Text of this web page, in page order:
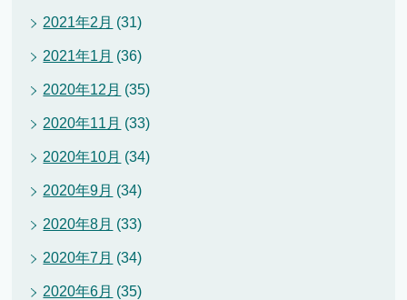
2021年2月 (31)
2021年1月 (36)
2020年12月 (35)
2020年11月 (33)
2020年10月 (34)
2020年9月 (34)
2020年8月 (33)
2020年7月 (34)
2020年6月 (35)